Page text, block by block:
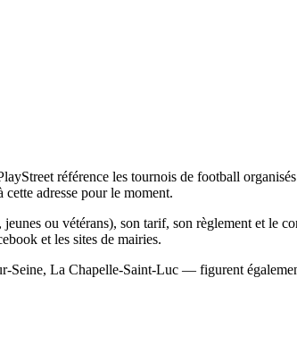
référence les tournois de football
adresse pour le moment.
ou vétérans), son tarif, son règlement et le
et les sites de mairies.
La Chapelle-Saint-Luc — figurent